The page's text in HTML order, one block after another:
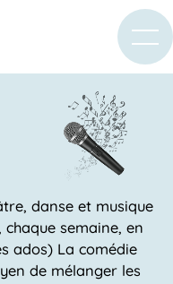
danse et musique
semaine, en
ados) La comédie
de mélanger les